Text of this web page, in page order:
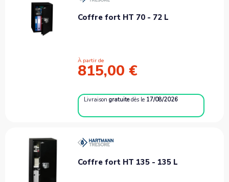
Coffre fort HT 70 - 72 L
À partir de
815,00 €
Livraisongratuite dès le 17/08/2026
Coffre fort HT 135 - 135 L